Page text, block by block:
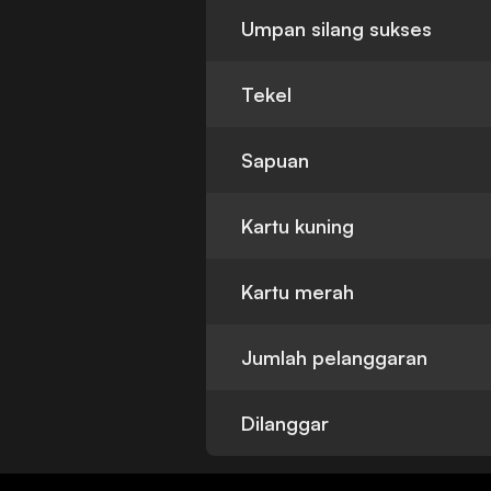
Umpan silang sukses
Tekel
Sapuan
Kartu kuning
Kartu merah
Jumlah pelanggaran
Dilanggar